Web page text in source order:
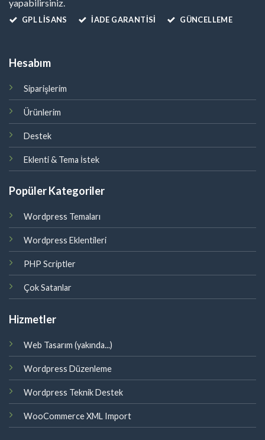
yapabilirsiniz.
GPL LISANS İADE GARANTİSİ GÜNCELLEME
Hesabım
Siparişlerim
Ürünlerim
Destek
Eklenti & Tema İstek
Popüler Kategoriler
Wordpress Temaları
Wordpress Eklentileri
PHP Scriptler
Çok Satanlar
Hizmetler
Web Tasarım (yakında...)
Wordpress Düzenleme
Wordpress Teknik Destek
WooCommerce XML Import